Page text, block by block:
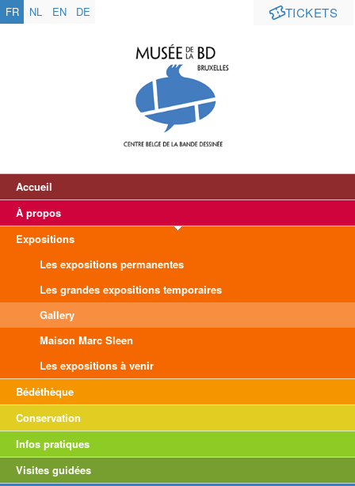
TICKETS
FR NL EN DE
Accueil
À propos
Expositions
Les expositions permanentes
Les grandes expositions temporaires
Gallery
Maison Marc Sleen
Les expositions à venir
Bédéthèque
Conservation
Infos pratiques
Visites guidées